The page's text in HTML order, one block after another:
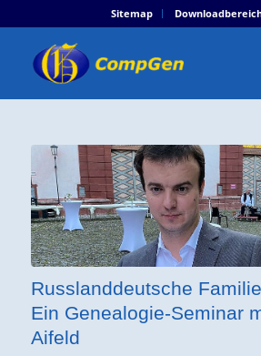
Sitemap
Russlanddeutsche
Ein Genealogie-Seminar
Aifeld